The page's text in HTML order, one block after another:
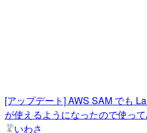
[アップデート] AWS SAM でも
が使えるようになったので使っ
いわさ